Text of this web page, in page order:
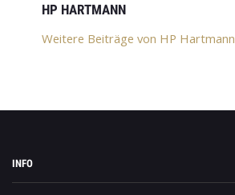
HP HARTMANN
Weitere Beiträge von HP Hartmann
INFO